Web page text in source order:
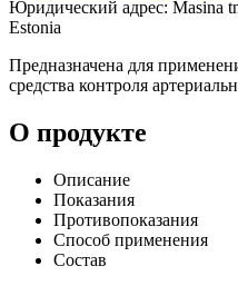
Юридический адрес: Masina
Estonia
Предназначена для
средства контроля
О продукте
Описание
Показания
Противопоказания
Способ применения
Состав